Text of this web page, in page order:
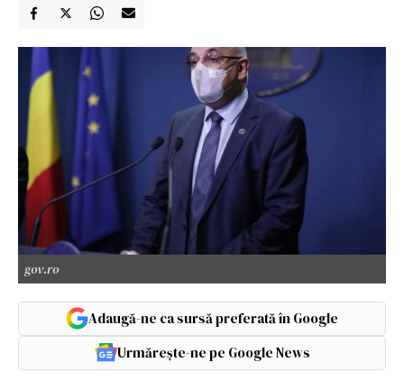
gov.ro
Adaugă-ne ca sursă preferată în Google
Urmărește-ne pe Google News